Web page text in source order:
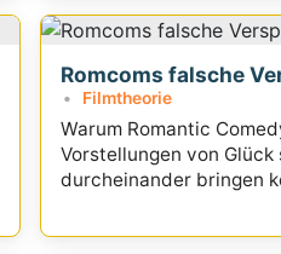
Romcoms falsche
Filmtheorie
Warum Romantic
Vorstellungen von Glück
durcheinander bringen